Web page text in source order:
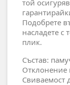
той
Подобрете
насладете с
плик.
Състав:
Отклонение
Свиваемост